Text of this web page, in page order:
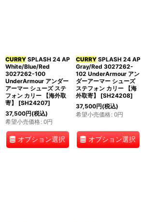
CURRY SPLASH 24 AP
White/Blue/Red
3027262-100
UnderArmour アンダー
アーマー シューズ ステ
フォン カリー 【海外取
寄】
[SH24207]
37,500円(税込)
希望小売価格: 0円
オプション選択
CURRYSPLASH 24 AP
Gray/Red 3027262-
102 UnderArmour アン
ダーアーマー シューズ
ステフォン カリー 【海
外取寄】
[SH24208]
37,500円(税込)
希望小売価格: 0円
オプション選択